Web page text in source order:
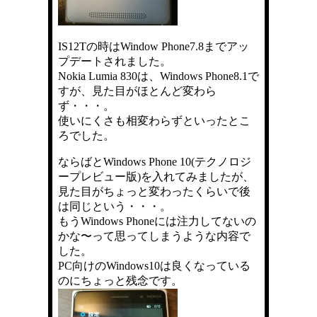
IS12Tの時はWindow Phone7.8までアッ
プデートされました。
Nokia Lumia 830は、Windows Phone8.1で
すが、見た目がほとんど変わら
ず・・・。
使いにくさも相変わらずといったとこ
ろでした。
ならばとWindows Phone 10(テクノロジ
ープレビュー版)を入れてみましたが、
見た目がちょっと変わったくらいで後
は同じという・・・。
もうWindows Phoneには注力してないの
かな〜って思ってしまうような内容で
した。
PC向けのWindows10は良くなっている
のにちょっと残念です。